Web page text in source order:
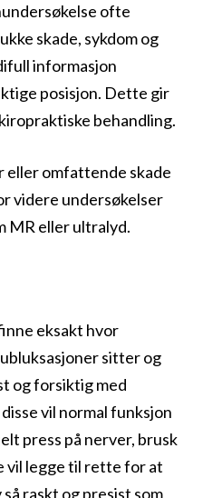
ofte
skade, sykdom og
informasjon
posisjon. Dette gir
behandling.
eller omfattende skade
videre undersøkelser
MR eller ultralyd.
eksakt hvor
sitter og
og forsiktig med
vil normal funksjon
press på nerver, brusk
vil legge til rette for at
raskt og presist som